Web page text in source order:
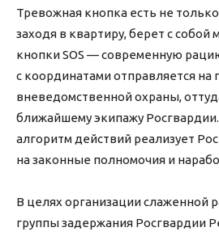
Тревожная кнопка есть не
заходя в квартиру, берет с
кнопки SOS — современную
с координатами отправляется на
вневедомственной охраны,
ближайшему экипажу
алгоритм действий реализует
на законные полномочия и
В целях организации слаженной
группы задержания Росгвардии